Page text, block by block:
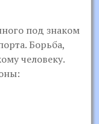
под знаком
Борьба,
человеку.